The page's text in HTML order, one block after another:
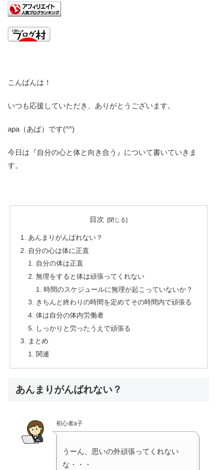
こんばんは！
いつも応援していただき、ありがとうございます。
apa（あぱ）です(^^)
今日は『自分の心と体と向き合う』について書いていきま
す。
目次
あんまりがんばれない？
自分の心は体に正直
自分の体は正直
無理をすると体は頑張ってくれない
時間のスケジュールに無理が起こっていないか？
きちんと終わりの時間を定めてその時間内で頑張る
体は自分の体内労働者
しっかりと労ったうえで頑張る
まとめ
関連
あんまりがんばれない？
初心者a子
うーん、思いの外頑張ってくれない
な・・・